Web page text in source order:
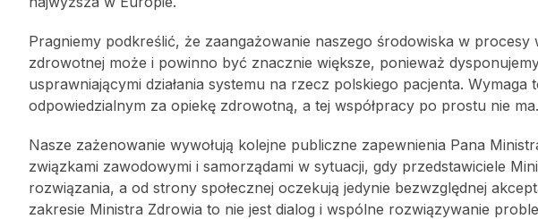
Pragniemy podkreślić, że zaangażowanie naszego środowiska w procesy
zdrowotnej może i powinno być znacznie większe, ponieważ
usprawniającymi działania systemu na rzecz polskiego pacjenta.
odpowiedzialnym za opiekę zdrowotną, a tej współpracy po prostu nie ma.
Nasze zażenowanie wywołują kolejne publiczne zapewnienia Pana
związkami zawodowymi i samorządami w sytuacji, gdy przedstawiciele
rozwiązania, a od strony społecznej oczekują jedynie bezwzględnej
zakresie Ministra Zdrowia to nie jest dialog i wspólne rozwiązywanie